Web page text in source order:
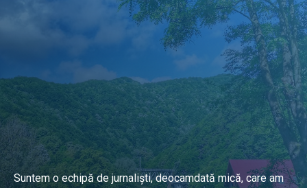
Suntem o echipă de jurnaliști, deocamdată mică, care am